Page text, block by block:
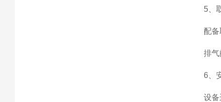
5、取
配备取
排气阀
6、安
设备运